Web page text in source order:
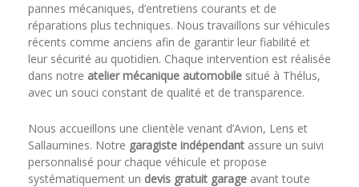
pannes mécaniques, d’entretiens courants et de
réparations plus techniques. Nous travaillons sur véhicules
récents comme anciens afin de garantir leur fiabilité et
leur sécurité au quotidien. Chaque intervention est réalisée
dans notre atelier mécanique automobile situé à Thélus,
avec un souci constant de qualité et de transparence.
Nous accueillons une clientèle venant d’Avion, Lens et
Sallaumines. Notre garagiste indépendant assure un suivi
personnalisé pour chaque véhicule et propose
systématiquement un devis gratuit garage avant toute